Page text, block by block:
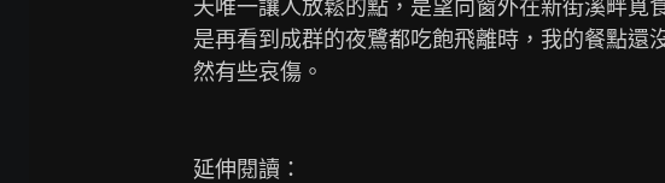
天唯一讓人放鬆的點，是望向窗外在新街溪畔覓
是再看到成群的夜鷺都吃飽飛離時，我的餐點還
然有些哀傷。
延伸閱讀：